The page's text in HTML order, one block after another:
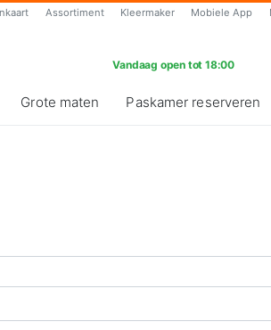
Assortiment Kleermaker Mobiele App
Vandaag open tot 18:00
Grote maten Paskamer reserveren